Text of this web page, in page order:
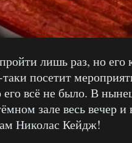
лишь раз, но его
посетит
его всё не было. В
зале весь вечер
Николас Кейдж!